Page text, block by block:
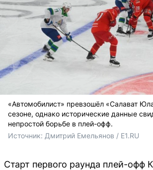
«Автомобилист» превзошёл «Салават
сезоне, однако исторические данные
непростой борьбе в плей-офф.
Источник: Дмитрий Емельянов / E1.RU
Старт первого раунда плей-офф